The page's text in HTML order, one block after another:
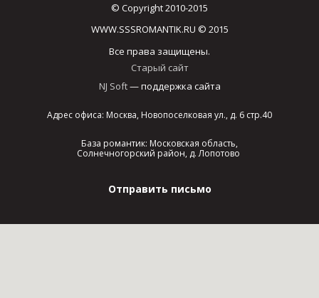
© Copyright 2010-2015
WWW.SSSROMANTIK.RU © 2015
Все права защищены.
Старый сайт
NJ Soft— поддержка сайта
Адрес офиса: Москва, Новопоселковая ул., д. 6 стр.40
База романтик: Московская область,
Солнечногорский район, д. Лопотово
Отправить письмо